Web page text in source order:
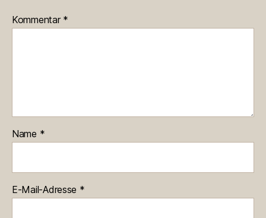
Kommentar *
Name *
E-Mail-Adresse *